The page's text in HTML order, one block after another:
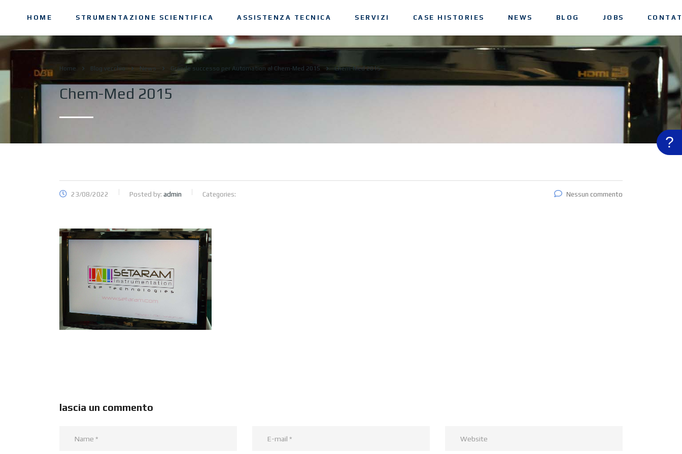
HOME STRUMENTAZIONE SCIENTIFICA ASSISTENZA TECNICA SERVIZI CASE HISTORIES NEWS BLOG JOBS
Home Blog vecchio News Grande successo per Automation al Chem-Med 2015 Chem-Med 2015
Chem-Med 2015
?
23/08/2022 Posted by: admin Categories: Nessun commento
lascia un commento